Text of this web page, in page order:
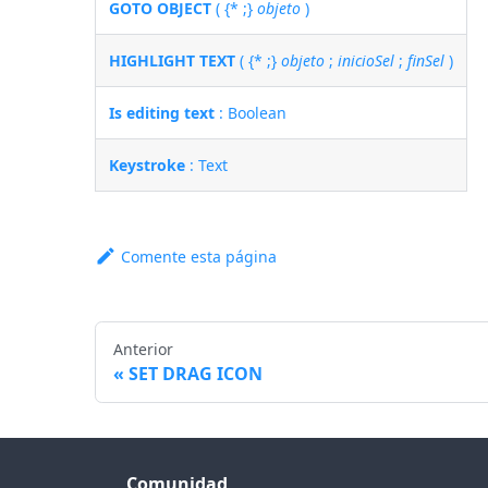
GOTO OBJECT ( {* ;}objeto )
HIGHLIGHT TEXT ( {* ;}objeto ;inicioSel ;finSel )
Is editing text : Boolean
Keystroke : Text
Comente esta página
Anterior
SET DRAG ICON